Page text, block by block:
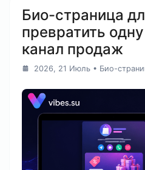
Био-страница
превратить
канал продаж
2026, 21 Июль • Био-